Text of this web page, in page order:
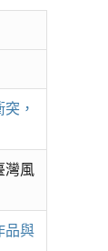
，
灣風
品與